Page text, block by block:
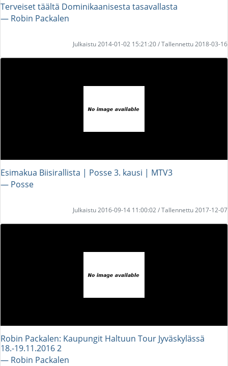
Terveiset täältä Dominikaanisesta tasavallasta
― Robin Packalen
Julkaistu 2014-01-02 15:21:20 / Tallennettu 2018-03-16
Esimakua Biisirallista | Posse 3. kausi | MTV3
― Posse
Julkaistu 2016-09-14 11:00:02 / Tallennettu 2017-12-07
Robin Packalen: Kaupungit Haltuun Tour Jyväskylässä
18.-19.11.2016 2
― Robin Packalen